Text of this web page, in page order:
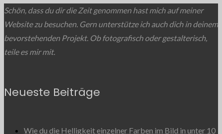
Schön, dass du dir die Zeit genommen hast mich auf meiner
Website zu besuchen. Gern unterstütze ich auch dich in deinem
bevorstehenden Projekt. Ob fotografisch oder gestalterisch,
teile es mir mit.
Neueste Beiträge
Wie du die Helligkeit einzelner Farben im Bild in unter 10